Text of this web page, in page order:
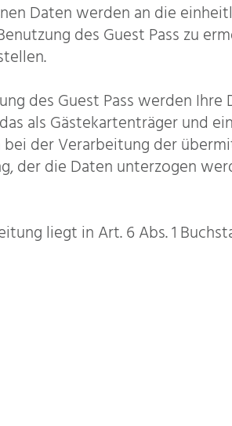
Daten werden an die
des Guest Pass zu
des Guest Pass werden
als Gästekartenträger und
der Verarbeitung der
der die Daten unterzogen
liegt in Art. 6 Abs. 1